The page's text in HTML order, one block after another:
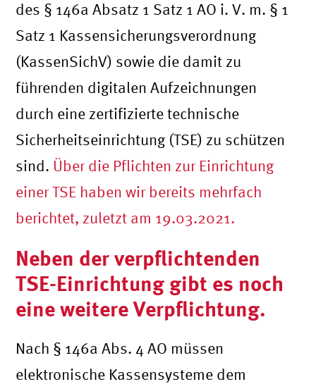
des § 146a Absatz 1 Satz 1 AO i. V. m. § 1
Satz 1 Kassensicherungsverordnung
(KassenSichV) sowie die damit zu
führenden digitalen Aufzeichnungen
durch eine zertifizierte technische
Sicherheitseinrichtung (TSE) zu schützen
sind. Über die Pflichten zur Einrichtung
einer TSE haben wir bereits mehrfach
berichtet, zuletzt am 19.03.2021.
Neben der verpflichtenden
TSE-Einrichtung gibt es noch
eine weitere Verpflichtung.
Nach § 146a Abs. 4 AO müssen
elektronische Kassensysteme dem